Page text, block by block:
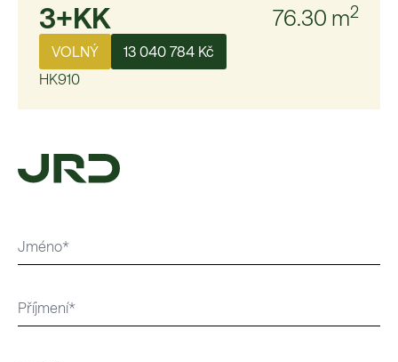
3+KK 76.30 m2
VOLNÝ
13 040 784 Kč
HK910